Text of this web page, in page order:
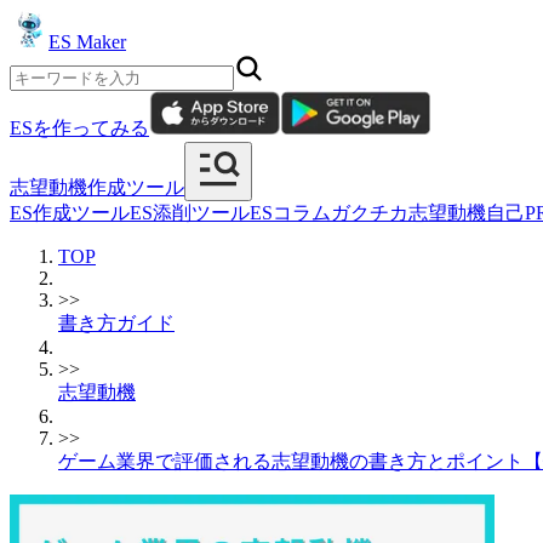
ES Maker
ESを作ってみる
志望動機作成ツール
ES作成ツールES添削ツールESコラム ガクチカ志望動機自己
TOP
>>
書き方ガイド
>>
志望動機
>>
ゲーム業界で評価される志望動機の書き方とポイント【